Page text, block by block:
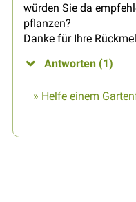
würden Sie da
pflanzen?
Danke für Ihre
Antworten (1)
» Helfe einem